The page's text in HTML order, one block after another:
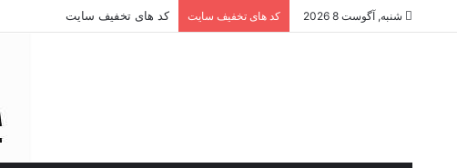
شنبه, آگوست 8 2026 کد های تخفیف سایت کد های تخفیف سایت